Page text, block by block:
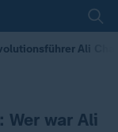
Ali
Wer war Ali